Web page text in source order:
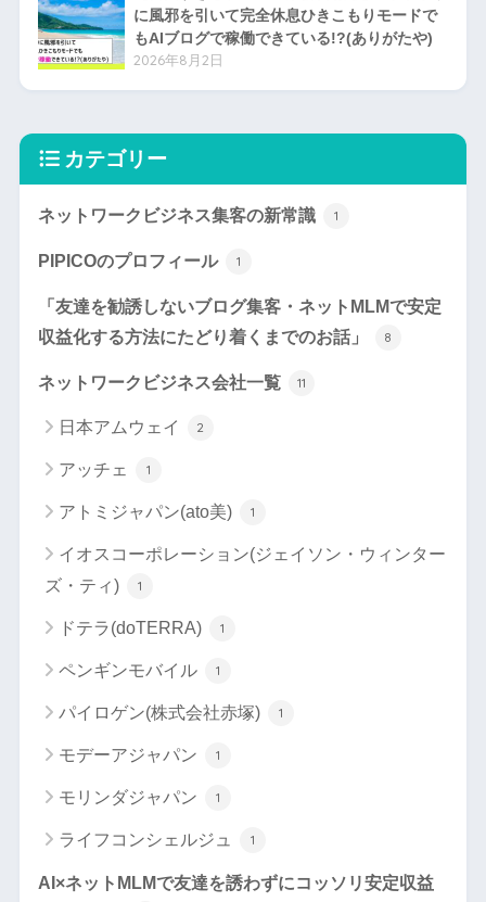
に風邪を引いて完全休息ひきこもりモードで
もAIブログで稼働できている!?(ありがたや)
2026年8月2日
カテゴリー
ネットワークビジネス集客の新常識 1
PIPICOのプロフィール 1
「友達を勧誘しないブログ集客・ネットMLMで安定
収益化する方法にたどり着くまでのお話」
8
ネットワークビジネス会社一覧 11
日本アムウェイ 2
アッチェ 1
アトミジャパン(ato美) 1
イオスコーポレーション(ジェイソン・ウィンター
ズ・ティ)
1
ドテラ(doTERRA) 1
ペンギンモバイル 1
パイロゲン(株式会社赤塚) 1
モデーアジャパン 1
モリンダジャパン 1
ライフコンシェルジュ 1
AI×ネットMLMで友達を誘わずにコッソリ安定収益